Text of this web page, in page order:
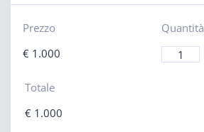
Prezzo
€1.000
Quantità
Totale
€1.000